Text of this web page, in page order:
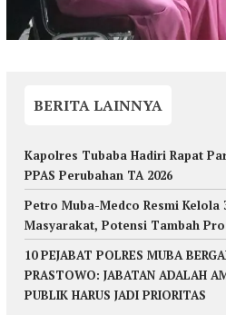
BERITA LAINNYA
Kapolres Tubaba Hadiri Rapat
PPAS Perubahan TA 2026
Petro Muba-Medco Resmi Kelola
Masyarakat, Potensi Tambah
10 PEJABAT POLRES MUBA
PRASTOWO: JABATAN ADALAH
PUBLIK HARUS JADI PRIORITAS